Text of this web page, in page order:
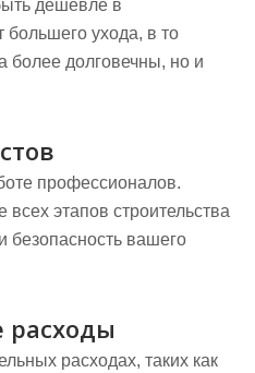
дешевле в
большего ухода, в то
более долговечны, но и
профессионалов.
этапов строительства
безопасность вашего
расходах, таких как